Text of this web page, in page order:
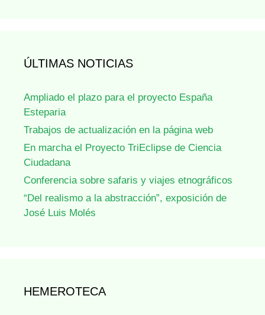
ÚLTIMAS NOTICIAS
Ampliado el plazo para el proyecto España
Esteparia
Trabajos de actualización en la página web
En marcha el Proyecto TriEclipse de Ciencia
Ciudadana
Conferencia sobre safaris y viajes etnográficos
“Del realismo a la abstracción”, exposición de
José Luis Molés
HEMEROTECA